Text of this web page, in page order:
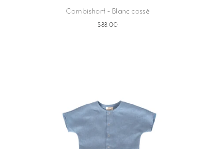
Combishort - Blanc cassé
$88.00